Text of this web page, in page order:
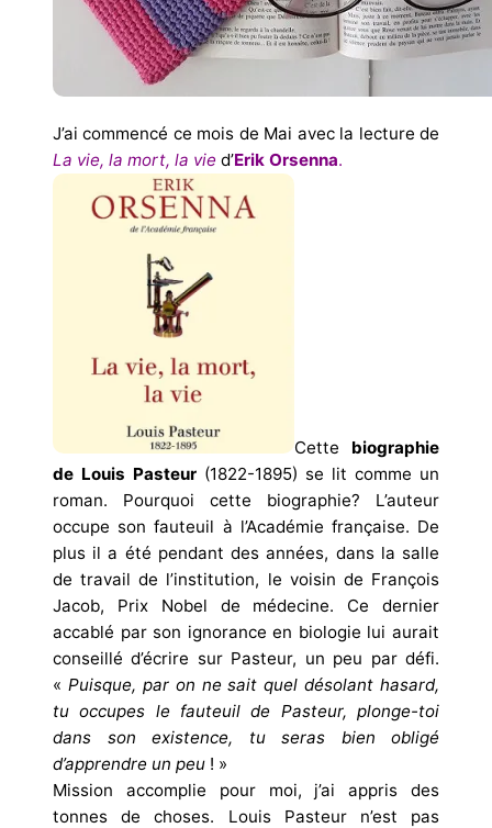
J’ai commencé ce mois de Mai avec la lecture de
La vie, la mort, la vie d’Erik Orsenna.
Cette biographie
de Louis Pasteur (1822-1895) se lit comme un
roman. Pourquoi cette biographie? L’auteur
occupe son fauteuil à l’Académie française. De
plus il a été pendant des années, dans la salle
de travail de l’institution, le voisin de François
Jacob, Prix Nobel de médecine. Ce dernier
accablé par son ignorance en biologie lui aurait
conseillé d’écrire sur Pasteur, un peu par défi.
« Puisque, par on ne sait quel désolant hasard,
tu occupes le fauteuil de Pasteur, plonge-toi
dans son existence, tu seras bien obligé
d’apprendre un peu ! »
Mission accomplie pour moi, j’ai appris des
tonnes de choses. Louis Pasteur n’est pas